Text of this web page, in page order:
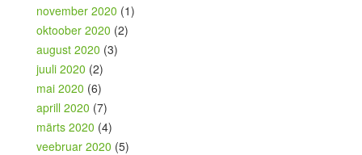
november 2020 (1)
oktoober 2020 (2)
august 2020 (3)
juuli 2020 (2)
mai 2020 (6)
aprill 2020 (7)
märts 2020 (4)
veebruar 2020 (5)